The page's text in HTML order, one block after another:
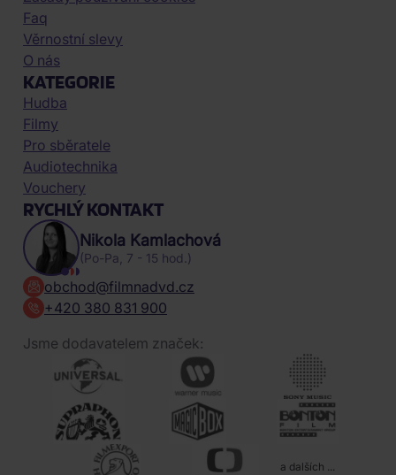
Faq
Věrnostní slevy
O nás
KATEGORIE
Hudba
Filmy
Pro sběratele
Audiotechnika
Vouchery
RYCHLÝ KONTAKT
Nikola Kamlachová
(Po-Pa, 7 - 15 hod.)
obchod@filmnadvd.cz
+420 380 831 900
Jsme dodavatelem značek:
a dalších ...